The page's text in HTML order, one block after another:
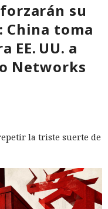
su
China toma
EE. UU. a
Networks
la triste suerte de